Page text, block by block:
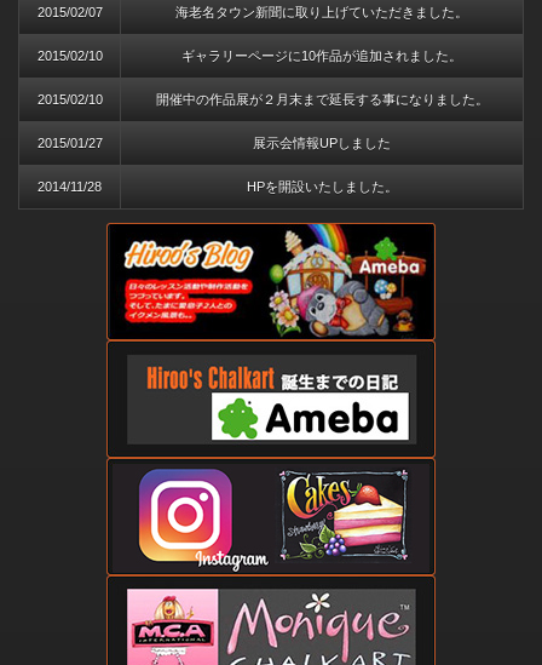
2015/02/07 海老名タウン新聞に取り上げていただきました。
2015/02/10 ギャラリーページに10作品が追加されました。
2015/02/10 開催中の作品展が２月末まで延長する事になりました。
2015/01/27 展示会情報UPしました
2014/11/28 HPを開設いたしました。